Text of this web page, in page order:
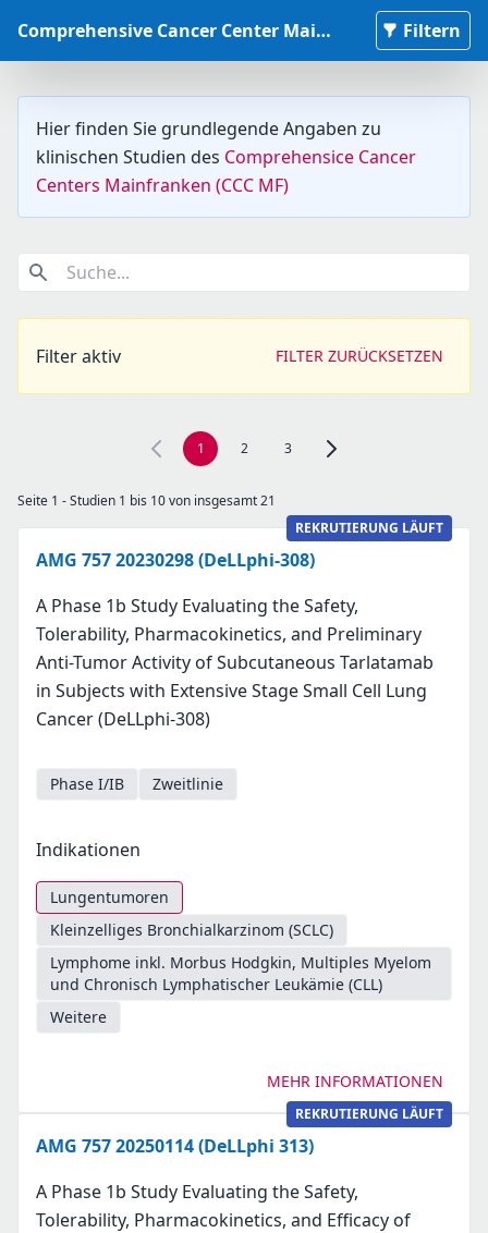
Comprehensive Cancer Center Mainfranken Studiendatenbank Filtern
Hier finden Sie grundlegende Angaben zu
klinischen Studien des Comprehensice Cancer
Centers Mainfranken (CCC MF)
Suche...
Filter aktiv FILTER ZURÜCKSETZEN
1 2 3 Zur nächsten Seite, Seite
Seite 1 - Studien 1 bis 10 von insgesamt 21
REKRUTIERUNG LÄUFT
AMG 757 20230298 (DeLLphi-308)
A Phase 1b Study Evaluating the Safety,
Tolerability, Pharmacokinetics, and Preliminary
Anti-Tumor Activity of Subcutaneous Tarlatamab
in Subjects with Extensive Stage Small Cell Lung
Cancer (DeLLphi-308)
Phase I/IB Zweitlinie
Indikationen
Lungentumoren
Kleinzelliges Bronchialkarzinom (SCLC)
Lymphome inkl. Morbus Hodgkin, Multiples Myelom
und Chronisch Lymphatischer Leukämie (CLL)
Weitere
MEHR INFORMATIONEN
REKRUTIERUNG LÄUFT
AMG 757 20250114 (DeLLphi 313)
A Phase 1b Study Evaluating the Safety,
Tolerability, Pharmacokinetics, and Efficacy of